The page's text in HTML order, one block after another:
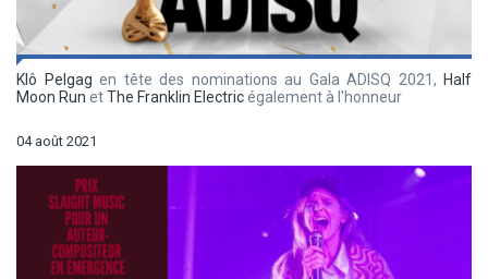
Klô Pelgag en tête des nominations au Gala ADISQ 2021, Half
Moon Run etThe Franklin Electricégalement à l'honneur
04 août 2021